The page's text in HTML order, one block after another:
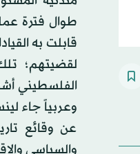
طوال فترة
قابلت به
لقضيتهم؛
الفلسطيني
وعربياً جاء
عن وقائع
والسياسي